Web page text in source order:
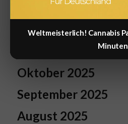
Januar 2026
Dezember 2025
November 2025
Oktober 2025
September 2025
August 2025
Weltmeisterlich! Cannabis
Minuten